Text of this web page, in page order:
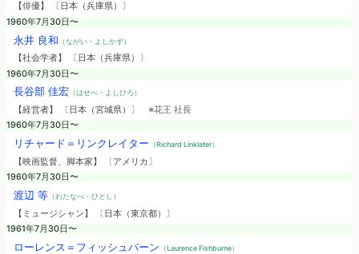
【俳優】 〔日本（兵庫県）〕
1960年7月30日〜
永井 良和 （ながい・よしかず）
【社会学者】 〔日本（兵庫県）〕
1960年7月30日〜
長谷部 佳宏（はせべ・よしひろ）
【経営者】 〔日本（宮城県）〕 ※花王 社長
1960年7月30日〜
リチャード＝リンクレイター （Richard Linklater）
【映画監督、脚本家】 〔アメリカ〕
1960年7月30日〜
渡辺 等（わたなべ・ひとし）
【ミュージシャン】 〔日本（東京都）〕
1961年7月30日〜
ローレンス＝フィッシュバーン （Laurence Fishburne）